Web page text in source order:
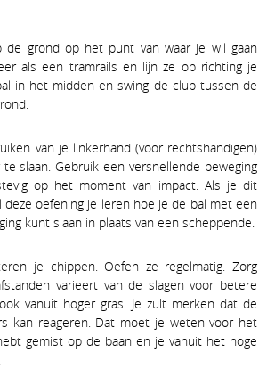
de grond op het punt van waar je wil gaan
als een tramrails en lijn ze op richting je
in het midden en swing de club tussen de
van je linkerhand (voor rechtshandigen)
slaan. Gebruik een versnellende beweging
op het moment van impact. Als je dit
deze oefening je leren hoe je de bal met een
kunt slaan in plaats van een scheppende.
je chippen. Oefen ze regelmatig. Zorg
varieert van de slagen voor betere
vanuit hoger gras. Je zult merken dat de
kan reageren. Dat moet je weten voor het
gemist op de baan en je vanuit het hoge